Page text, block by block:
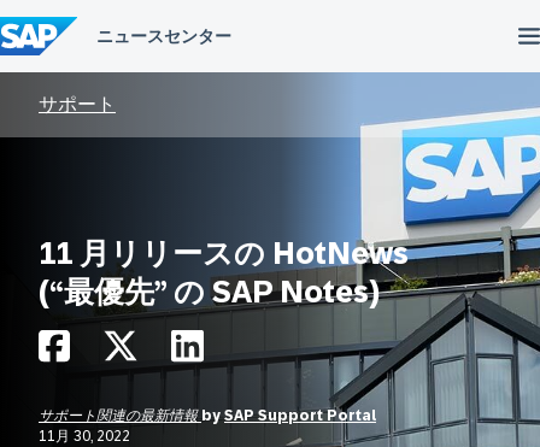
ン
テ
ン
サポート
11 月リリースの HotNews
(“最優先” の SAP Notes)
サポート関連の最新情報 bySAP Support Portal
11月 30, 2022